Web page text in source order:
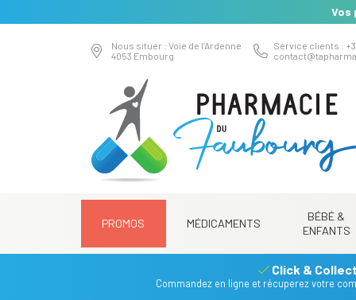
Vos
Nous situer : Voie de l’Ardenne
4053 Embourg
Service clients :
contact@
PROMOS MÉDICAMENTS
BÉBÉ &
ENFANTS
Click & Collect
Commandez en ligne et récuperez votre